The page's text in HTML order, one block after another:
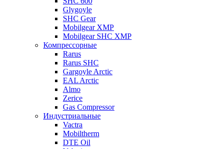
Glygoyle
SHC Gear
Mobilgear XMP
Mobilgear SHC XMP
Компрессорные
Rarus
Rarus SHC
Gargoyle Arctic
EAL Arctic
Almo
Zerice
Gas Compressor
Индустриальные
Vactra
Mobiltherm
DTE Oil